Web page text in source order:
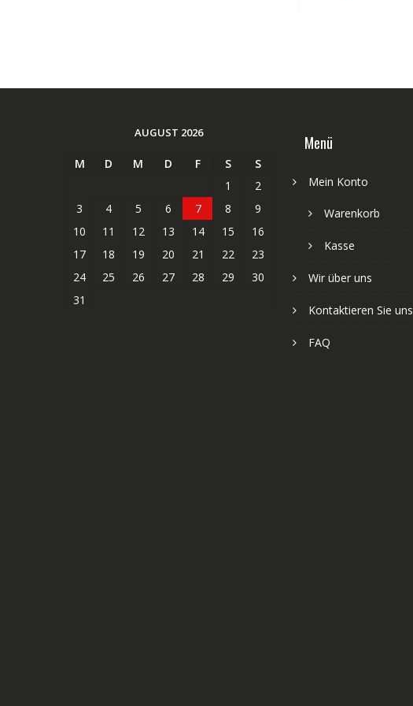
AUGUST 2026
M D M D F S
S
1
2
3
4 5 6 7 8
9
10
11 12 13 14 15
16
17
18 19 20 21 22
23
24
25 26 27 28 29
30
31
Menü
Mein Konto
Warenkorb
Kasse
Wir über uns
Kontaktieren Sie uns
FAQ